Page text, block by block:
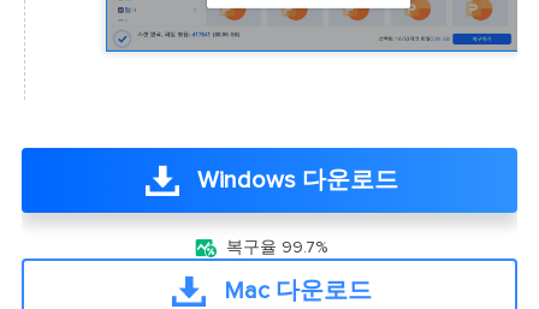
Windows 다운로드
 복구율 99.7%
Mac 다운로드